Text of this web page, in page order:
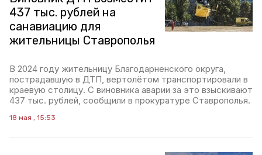
437 тыс. рублей на
санавиацию для
жительницы Ставрополья
В 2024 году жительницу Благодарненского округа,
пострадавшую в ДТП, вертолётом транспортировали в
краевую столицу. С виновника аварии за это взыскивают
437 тыс. рублей, сообщили в прокуратуре Ставрополья.
18 мая , 15:53